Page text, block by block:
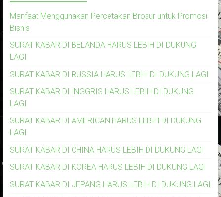
Manfaat Menggunakan Percetakan Brosur untuk Promosi
Bisnis
SURAT KABAR DI BELANDA HARUS LEBIH DI DUKUNG
LAGI
SURAT KABAR DI RUSSIA HARUS LEBIH DI DUKUNG LAGI
SURAT KABAR DI INGGRIS HARUS LEBIH DI DUKUNG
LAGI
SURAT KABAR DI AMERICAN HARUS LEBIH DI DUKUNG
LAGI
SURAT KABAR DI CHINA HARUS LEBIH DI DUKUNG LAGI
SURAT KABAR DI KOREA HARUS LEBIH DI DUKUNG LAGI
SURAT KABAR DI JEPANG HARUS LEBIH DI DUKUNG LAGI